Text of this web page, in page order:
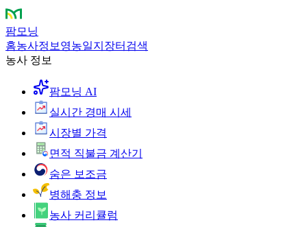
팜모닝
홈농사정보 영농일지 장터 검색
농사 정보
팜모닝 AI
실시간 경매 시세
시장별 가격
면적 직불금 계산기
숨은 보조금
병해충 정보
농사 커리큘럼